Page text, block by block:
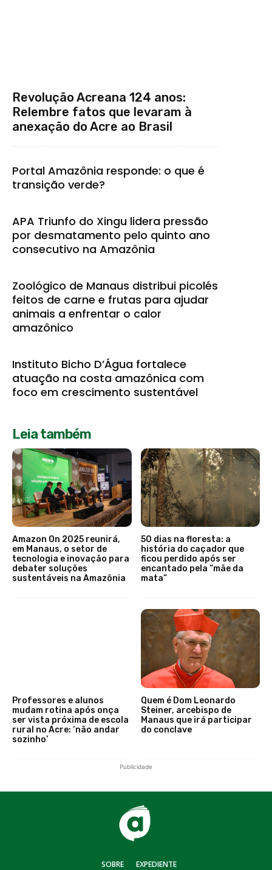
Revolução Acreana 124 anos:
Relembre fatos que levaram à
anexação do Acre ao Brasil
Portal Amazônia responde: o que é
transição verde?
APA Triunfo do Xingu lidera pressão
por desmatamento pelo quinto ano
consecutivo na Amazônia
Zoológico de Manaus distribui picolés
feitos de carne e frutas para ajudar
animais a enfrentar o calor
amazônico
Instituto Bicho D’Água fortalece
atuação na costa amazônica com
foco em crescimento sustentável
Leia também
Amazon On 2025 reunirá,
em Manaus, o setor de
tecnologia e inovação para
debater soluções
sustentáveis na Amazônia
50 dias na floresta: a
história do caçador que
ficou perdido após ser
encantado pela “mãe da
mata”
Professores e alunos
mudam rotina após onça
ser vista próxima de escola
rural no Acre: ‘não andar
sozinho’
Quem é Dom Leonardo
Steiner, arcebispo de
Manaus que irá participar
do conclave
Publicidade
SOBRE EXPEDIENTE